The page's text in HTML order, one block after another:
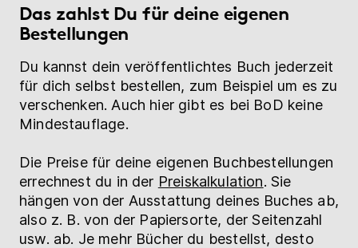
Das zahlst Du für deine eigenen
Bestellungen
Du kannst dein veröffentlichtes Buch jederzeit
für dich selbst bestellen, zum Beispiel um es zu
verschenken. Auch hier gibt es bei BoD keine
Mindestauflage.
Die Preise für deine eigenen Buchbestellungen
errechnest du in der Preiskalkulation. Sie
hängen von der Ausstattung deines Buches ab,
also z. B. von der Papiersorte, der Seitenzahl
usw. ab. Je mehr Bücher du bestellst, desto